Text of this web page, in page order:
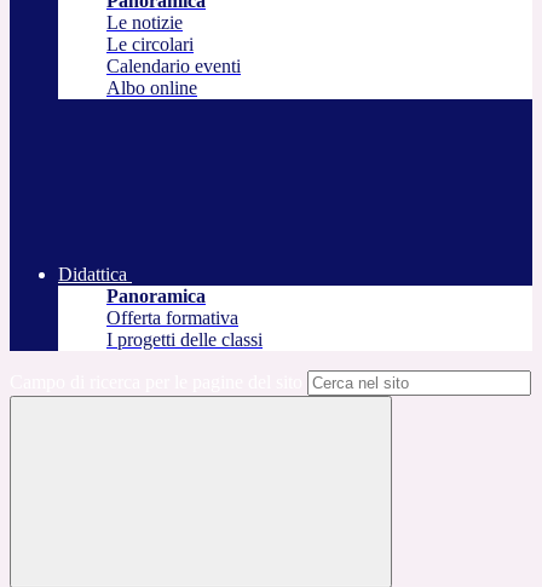
Le notizie
Le circolari
Calendario eventi
Albo online
Didattica
Panoramica
Offerta formativa
I progetti delle classi